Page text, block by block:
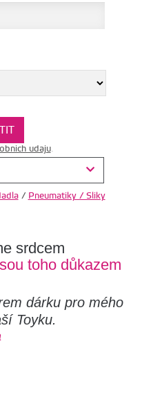
udaju.
/ Pneumatiky / Sliky
srdcem
toho důkazem
dárku pro mého
Toyku.